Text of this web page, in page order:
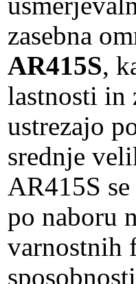
zasebna
AR415S,
lastnosti in
ustrezajo
srednje
AR415S
po naboru
varnostnih